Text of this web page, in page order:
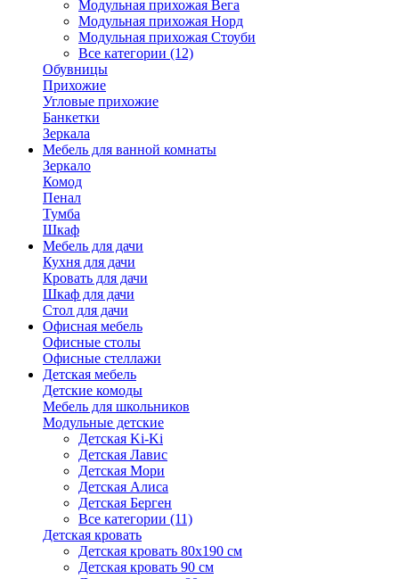
Модульная прихожая Вега
Модульная прихожая Норд
Модульная прихожая Стоуби
Все категории (12)
Обувницы
Прихожие
Угловые прихожие
Банкетки
Зеркала
Мебель для ванной комнаты
Зеркало
Комод
Пенал
Тумба
Шкаф
Мебель для дачи
Кухня для дачи
Кровать для дачи
Шкаф для дачи
Стол для дачи
Офисная мебель
Офисные столы
Офисные стеллажи
Детская мебель
Детские комоды
Мебель для школьников
Модульные детские
Детская Ki-Ki
Детская Лавис
Детская Мори
Детская Алиса
Детская Берген
Все категории (11)
Детская кровать
Детская кровать 80х190 см
Детская кровать 90 см